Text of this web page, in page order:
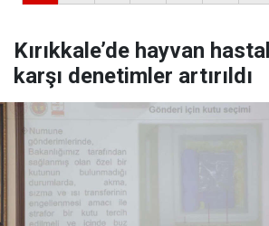
Kırıkkale’de hayvan
karşı denetimler artırıldı